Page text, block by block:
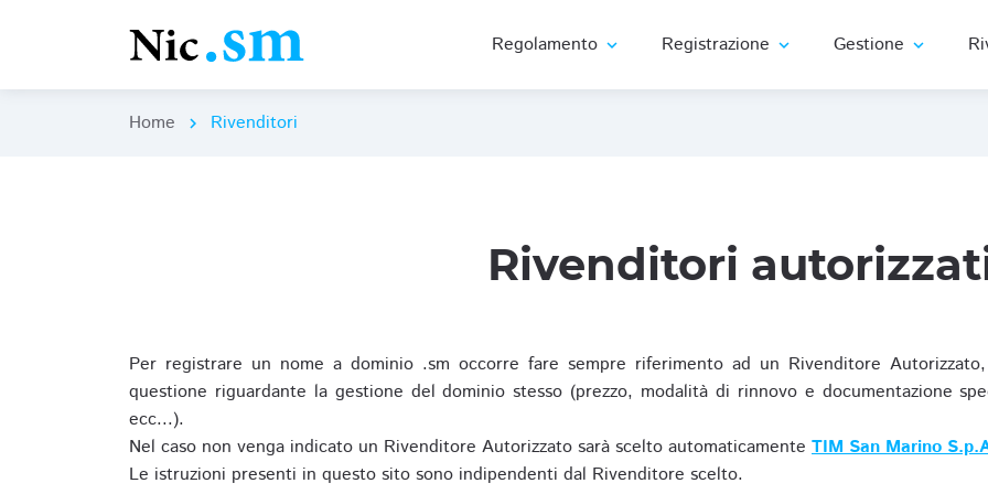
Regolamento expand_more Registrazione expand_more Gestione expand_more
Home chevron_right Rivenditori
Rivenditori
Per registrare un nome a dominio .sm occorre fare sempre riferimento ad un Rivenditore
questione riguardante la gestione del dominio stesso (prezzo, modalità di rinnovo e documentazione
ecc...).
Nel caso non venga indicato un Rivenditore Autorizzato sarà scelto automaticamente TIM San Marino
Le istruzioni presenti in questo sito sono indipendenti dal Rivenditore scelto.